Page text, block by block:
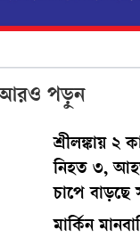
আরও পড়ুন
শ্রীলঙ্কায় ২
নিহত ৩,
চাপে বাড়ছে
মার্কিন